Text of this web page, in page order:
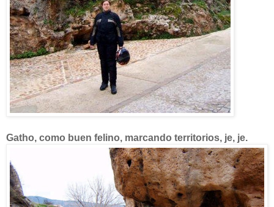
Gatho, como buen felino, marcando territorios, je, je.